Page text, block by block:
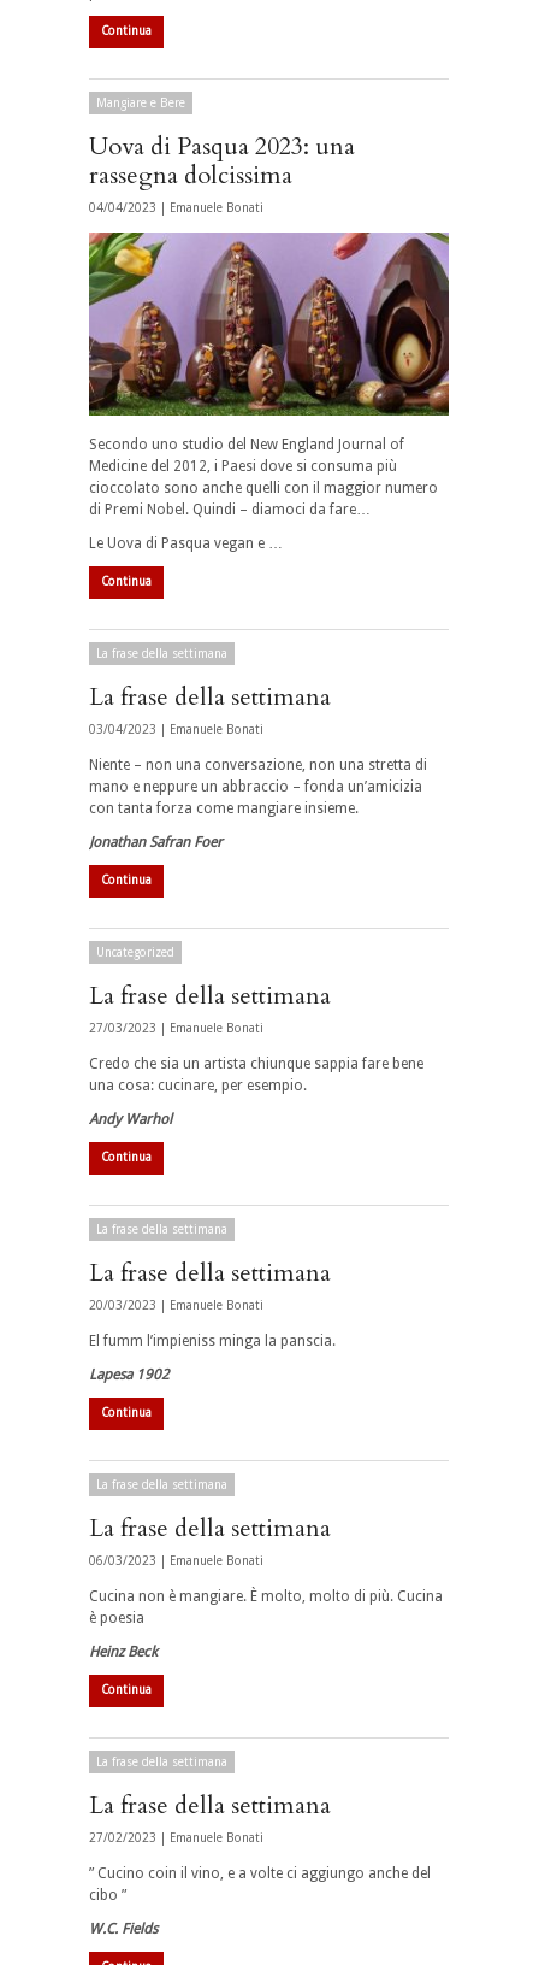
Continua
Mangiare e Bere
Uova di Pasqua 2023: una
rassegna dolcissima
04/04/2023 | Emanuele Bonati
Secondo uno studio del New England Journal of
Medicine del 2012, i Paesi dove si consuma più
cioccolato sono anche quelli con il maggior numero
di Premi Nobel. Quindi – diamoci da fare…
Le Uova di Pasqua vegan e …
Continua
La frase della settimana
La frase della settimana
03/04/2023 | Emanuele Bonati
Niente – non una conversazione, non una stretta di
mano e neppure un abbraccio – fonda un’amicizia
con tanta forza come mangiare insieme.
Jonathan Safran Foer
Continua
Uncategorized
La frase della settimana
27/03/2023 | Emanuele Bonati
Credo che sia un artista chiunque sappia fare bene
una cosa: cucinare, per esempio.
Andy Warhol
Continua
La frase della settimana
La frase della settimana
20/03/2023 | Emanuele Bonati
El fumm l’impieniss minga la panscia.
Lapesa 1902
Continua
La frase della settimana
La frase della settimana
06/03/2023 | Emanuele Bonati
Cucina non è mangiare. È molto, molto di più. Cucina
è poesia
Heinz Beck
Continua
La frase della settimana
La frase della settimana
27/02/2023 | Emanuele Bonati
” Cucino coin il vino, e a volte ci aggiungo anche del
cibo ”
W.C. Fields